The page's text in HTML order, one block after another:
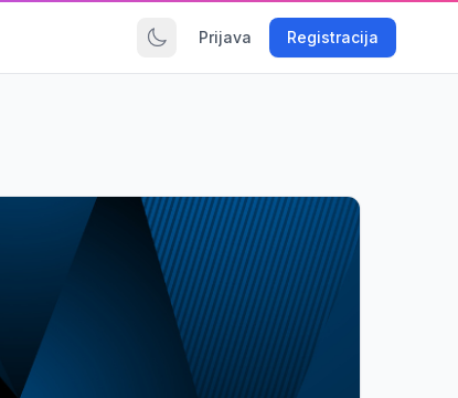
Prijava Registracija